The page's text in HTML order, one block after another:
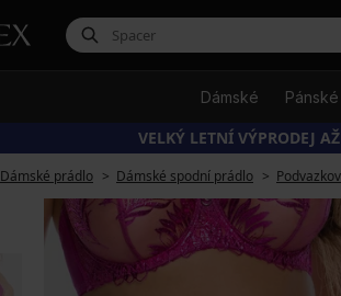
Dámské Pánské
VELKÝ LETNÍ VÝPRODEJ
Dámské prádlo Dámské spodní prádlo